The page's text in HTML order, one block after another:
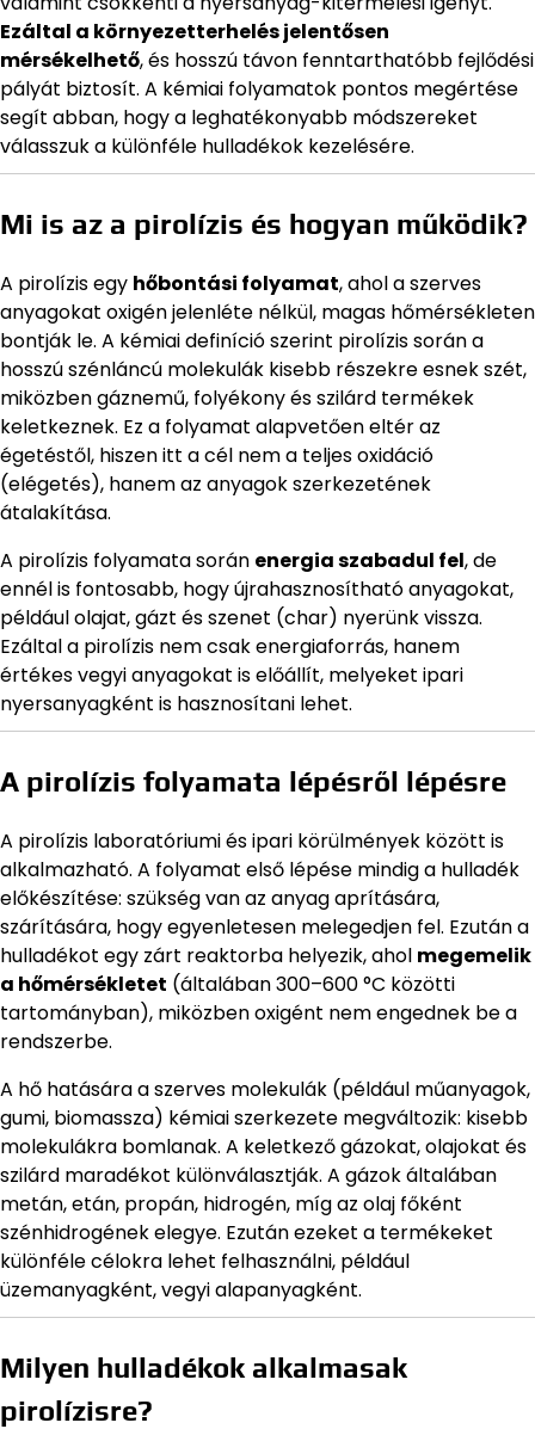
Ezáltal a környezetterhelés jelentősen
mérsékelhető, és hosszú távon fenntarthatóbb fejlődési
pályát biztosít. A kémiai folyamatok pontos megértése
segít abban, hogy a leghatékonyabb módszereket
válasszuk a különféle hulladékok kezelésére.
Mi is az a pirolízis és hogyan működik?
A pirolízis egy hőbontási folyamat, ahol a szerves
anyagokat oxigén jelenléte nélkül, magas hőmérsékleten
bontják le. A kémiai definíció szerint pirolízis során a
hosszú szénláncú molekulák kisebb részekre esnek szét,
miközben gáznemű, folyékony és szilárd termékek
keletkeznek. Ez a folyamat alapvetően eltér az
égetéstől, hiszen itt a cél nem a teljes oxidáció
(elégetés), hanem az anyagok szerkezetének
átalakítása.
A pirolízis folyamata során energia szabadul fel, de
ennél is fontosabb, hogy újrahasznosítható anyagokat,
például olajat, gázt és szenet (char) nyerünk vissza.
Ezáltal a pirolízis nem csak energiaforrás, hanem
értékes vegyi anyagokat is előállít, melyeket ipari
nyersanyagként is hasznosítani lehet.
A pirolízis folyamata lépésről lépésre
A pirolízis laboratóriumi és ipari körülmények között is
alkalmazható. A folyamat első lépése mindig a hulladék
előkészítése: szükség van az anyag aprítására,
szárítására, hogy egyenletesen melegedjen fel. Ezután a
hulladékot egy zárt reaktorba helyezik, ahol megemelik
a hőmérsékletet (általában 300–600 °C közötti
tartományban), miközben oxigént nem engednek be a
rendszerbe.
A hő hatására a szerves molekulák (például műanyagok,
gumi, biomassza) kémiai szerkezete megváltozik: kisebb
molekulákra bomlanak. A keletkező gázokat, olajokat és
szilárd maradékot különválasztják. A gázok általában
metán, etán, propán, hidrogén, míg az olaj főként
szénhidrogének elegye. Ezután ezeket a termékeket
különféle célokra lehet felhasználni, például
üzemanyagként, vegyi alapanyagként.
Milyen hulladékok alkalmasak
pirolízisre?